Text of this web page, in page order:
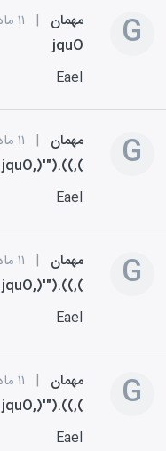
G مهمان | ۱۱ ماه قبل
jquO
EaeI
G مهمان | ۱۱ ماه قبل
jquO,)'").((,(
EaeI
G مهمان | ۱۱ ماه قبل
jquO,)'").((,(
EaeI
G مهمان | ۱۱ ماه قبل
jquO,)'").((,(
EaeI